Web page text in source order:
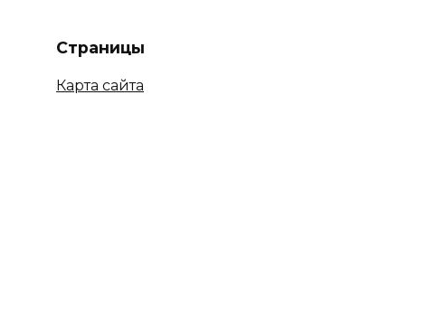
Страницы
Карта сайта